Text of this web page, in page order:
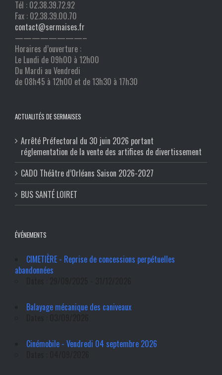
Tél : 02.38.39.72.92
Fax : 02.38.39.00.70
contact@sermaises.fr
————————–
Horaires d’ouverture :
Le Lundi de 09h00 à 12h00
Du Mardi au Vendredi
de 08h45 à 12h00 et de 13h30 à 17h30
ACTUALITÉS DE SERMAISES
Arrêté Préfectoral du 30 juin 2026 portant
réglementation de la vente des artifices de divertissement
CADO Théâtre d’Orléans Saison 2026-2027
BUS SANTÉ LOIRET
ÉVÉNEMENTS
CIMETIÈRE - Reprise de concessions perpétuelles
abandonnées
Balayage mécanique des caniveaux
Cinémobile - Vendredi 04 septembre 2026